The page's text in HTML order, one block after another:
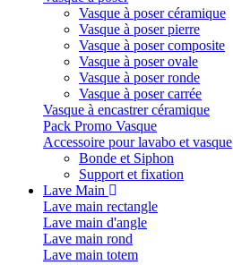
Vasque à poser céramique
Vasque à poser pierre
Vasque à poser composite
Vasque à poser ovale
Vasque à poser ronde
Vasque à poser carrée
Vasque à encastrer céramique
Pack Promo Vasque
Accessoire pour lavabo et vasque
Bonde et Siphon
Support et fixation
Lave Main
Lave main rectangle
Lave main d'angle
Lave main rond
Lave main totem